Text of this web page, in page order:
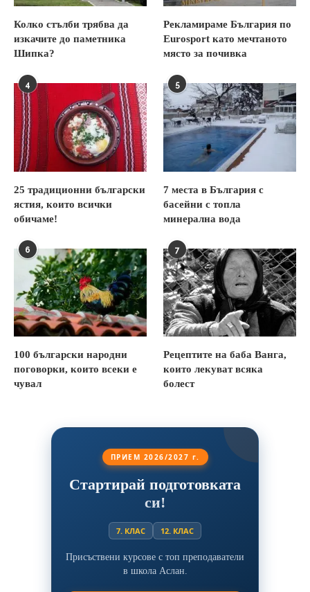
Колко стълби трябва да
изкачите до паметника
Шипка?
Рекламираме България по
Eurosport като мечтаното
място за почивка
4
25 традиционни български
ястия, които всички
обичаме!
5
7 места в България с
басейни с топла
минерална вода
6
100 български народни
поговорки, които всеки е
чувал
7
Рецептите на баба Ванга,
които лекуват всяка
болест
ПРИЕМ 2026/2027 г.
Стартирай подготовката
си!
7. КЛАС 12. КЛАС
Присъствени курсове с топ преподаватели
в школа Аслан.